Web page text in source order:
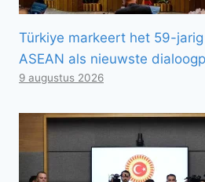
Türkiye markeert het 59-
ASEAN als nieuwste
9 augustus 2026